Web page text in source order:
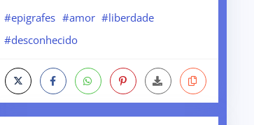
#epigrafes #amor #liberdade
#desconhecido